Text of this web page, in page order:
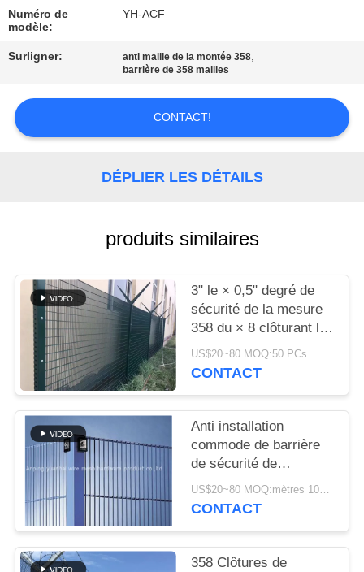
DE
QUALITÉ
NOUS
NOUVELLES
CITATION
PLAN
DU
SITE
PRIVACY
POLICY
Numéro de
modèle:
YH-ACF
Surligner: anti maille de la montée 358,
barrière de 358 mailles
CONTACT!
DÉPLIER LES DÉTAILS
produits similaires
3" le × 0,5" degré de
sécurité de la mesure
358 du × 8 clôturant le
PVC a enduit l'anti
protection de vol de
US$20~80 MOQ:50 PCs
CONTACT
Anti installation
commode de barrière
de sécurité de
l'ultraviolet 358 pour
l'aéroport
US$20~80 MOQ:mètres 1000Square
CONTACT
358 Clôtures de